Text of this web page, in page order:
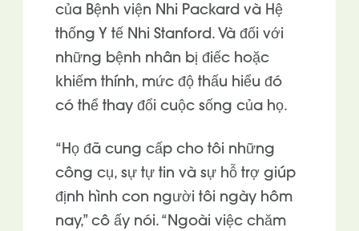
của Bệnh viện Nhi Packard và Hệ
thống Y tế Nhi Stanford. Và đối với
những bệnh nhân bị điếc hoặc
khiếm thính, mức độ thấu hiểu đó
có thể thay đổi cuộc sống của họ.
“Họ đã cung cấp cho tôi những
công cụ, sự tự tin và sự hỗ trợ giúp
định hình con người tôi ngày hôm
nay,” cô ấy nói. “Ngoài việc chăm